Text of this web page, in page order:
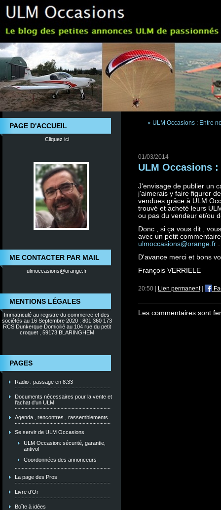
PAGE D'ACCUEIL
Cliquez ici
ME CONTACTER PAR MAIL
ulmoccasions@orange.fr
MENTIONS LÉGALES
Immatriculé au registre du commerce et des
sociétés au 16 Septembre 2020 : 801 360 173
RCS Dunkerque Domicilié au 104 rue du petit
croquet , 59173 BLARINGHEM
PAGES
Radio : passage en 8.33
Documents nécessaires pour la vente et
l'achat d'un ULM
Agenda , rencontres , rassemblements
Se servir de ULM Occasions
ULM Occasion: sécurité, garantie,
antivol
Coordonnées des annonceurs
La page des Pros
Livre d'Or
Boîte à idées
« ULM Occasions : Entre
01/03/2014
ULM Occasions
J'envisage de publier un
j'aimerais y faire figurer
vendues grâce à ULM
trouvé et acheté leurs
ou pas du vendeur et/ou
Donc , si ça vous dit ,
avec un petit
ulmoccasions@orange.fr .
D'avance merci et bons
François VERRIELE
20:50 | Lien permanent|
Les commentaires sont